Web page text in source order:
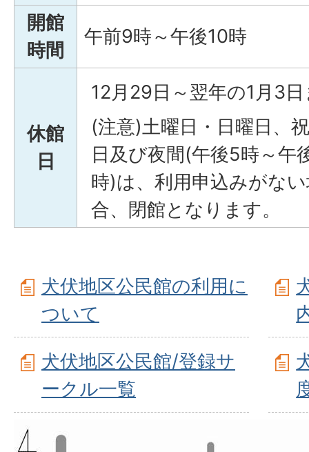
開館
時間
午前9時～午後10時
休館
日
12月29日～翌年の1月3
(注意)土曜日・日曜日、
日及び夜間(午後5時～午
時)は、利用申込みがな
合、閉館となります。
犬伏地区公民館の利用に
ついて
犬伏地区公民館/登録サ
ークル一覧